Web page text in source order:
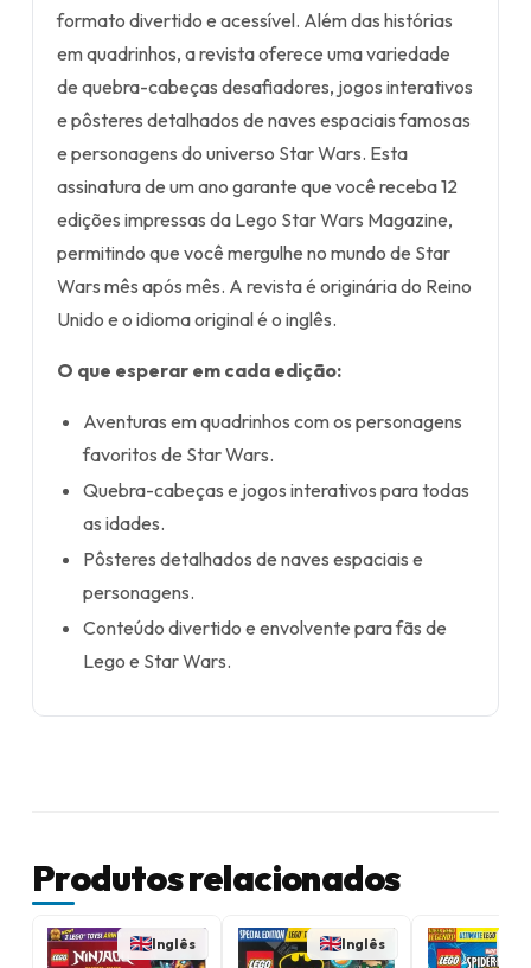
formato divertido e acessível. Além das histórias
em quadrinhos, a revista oferece uma variedade
de quebra-cabeças desafiadores, jogos interativos
e pôsteres detalhados de naves espaciais famosas
e personagens do universo Star Wars. Esta
assinatura de um ano garante que você receba 12
edições impressas da Lego Star Wars Magazine,
permitindo que você mergulhe no mundo de Star
Wars mês após mês. A revista é originária do Reino
Unido e o idioma original é o inglês.
O que esperar em cada edição:
Aventuras em quadrinhos com os personagens
favoritos de Star Wars.
Quebra-cabeças e jogos interativos para todas
as idades.
Pôsteres detalhados de naves espaciais e
personagens.
Conteúdo divertido e envolvente para fãs de
Lego e Star Wars.
Produtos relacionados
Inglês Inglês